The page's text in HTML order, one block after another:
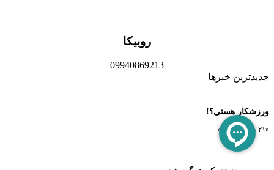
روبیکا
09940869213
جدیدترین خبرها
ورزشکار هستی؟!
«۲۱ خرداد, ۱۴۰۵»